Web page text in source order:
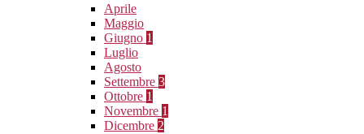
Aprile
Maggio
Giugno 1
Luglio
Agosto
Settembre 3
Ottobre 1
Novembre 1
Dicembre 2